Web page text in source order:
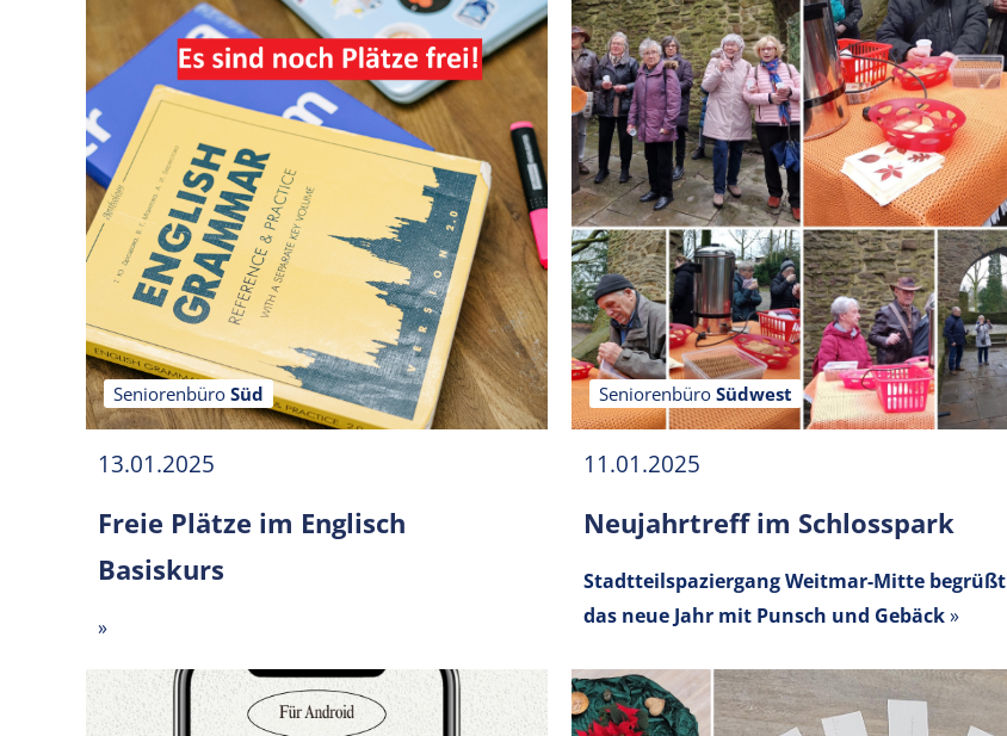
Seniorenbüro Süd
13.01.2025
Freie Plätze im Englisch
Basiskurs
»
Seniorenbüro Südwest
11.01.2025
Neujahrtreff im Schlosspark
Stadtteilspaziergang Weitmar-Mitte begrüßt
das neue Jahr mit Punsch und Gebäck»